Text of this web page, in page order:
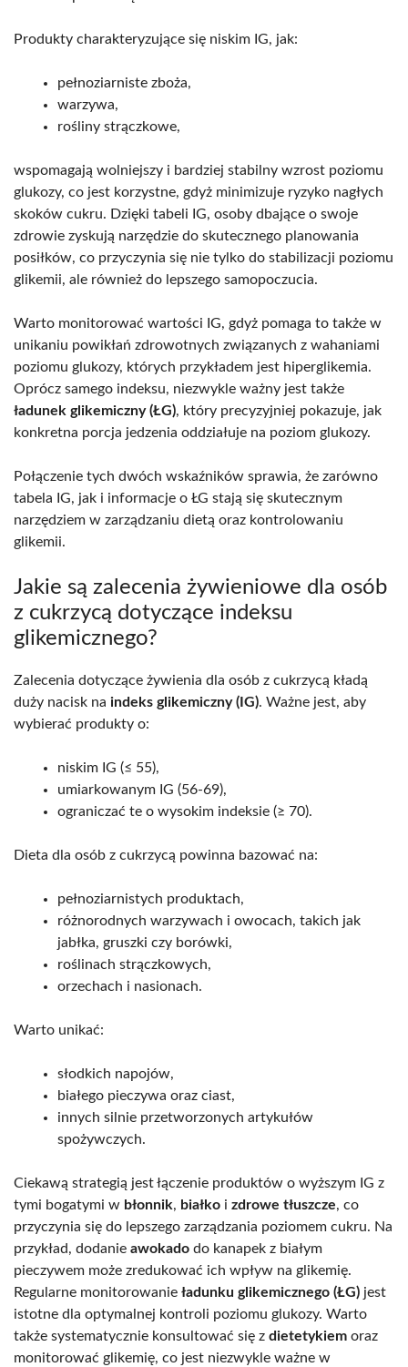
Produkty charakteryzujące się niskim IG, jak:
pełnoziarniste zboża,
warzywa,
rośliny strączkowe,
wspomagają wolniejszy i bardziej stabilny wzrost poziomu
glukozy, co jest korzystne, gdyż minimizuje ryzyko nagłych
skoków cukru. Dzięki tabeli IG, osoby dbające o swoje
zdrowie zyskują narzędzie do skutecznego planowania
posiłków, co przyczynia się nie tylko do stabilizacji poziomu
glikemii, ale również do lepszego samopoczucia.
Warto monitorować wartości IG, gdyż pomaga to także w
unikaniu powikłań zdrowotnych związanych z wahaniami
poziomu glukozy, których przykładem jest hiperglikemia.
Oprócz samego indeksu, niezwykle ważny jest także
ładunek glikemiczny (ŁG), który precyzyjniej pokazuje, jak
konkretna porcja jedzenia oddziałuje na poziom glukozy.
Połączenie tych dwóch wskaźników sprawia, że zarówno
tabela IG, jak i informacje o ŁG stają się skutecznym
narzędziem w zarządzaniu dietą oraz kontrolowaniu
glikemii.
Jakie są zalecenia żywieniowe dla osób
z cukrzycą dotyczące indeksu
glikemicznego?
Zalecenia dotyczące żywienia dla osób z cukrzycą kładą
duży nacisk na indeks glikemiczny (IG). Ważne jest, aby
wybierać produkty o:
niskim IG (≤ 55),
umiarkowanym IG (56-69),
ograniczać te o wysokim indeksie (≥ 70).
Dieta dla osób z cukrzycą powinna bazować na:
pełnoziarnistych produktach,
różnorodnych warzywach i owocach, takich jak
jabłka, gruszki czy borówki,
roślinach strączkowych,
orzechach i nasionach.
Warto unikać:
słodkich napojów,
białego pieczywa oraz ciast,
innych silnie przetworzonych artykułów
spożywczych.
Ciekawą strategią jest łączenie produktów o wyższym IG z
tymi bogatymi w błonnik, białko i zdrowe tłuszcze, co
przyczynia się do lepszego zarządzania poziomem cukru. Na
przykład, dodanie awokado do kanapek z białym
pieczywem może zredukować ich wpływ na glikemię.
Regularne monitorowanie ładunku glikemicznego (ŁG) jest
istotne dla optymalnej kontroli poziomu glukozy. Warto
także systematycznie konsultować się z dietetykiem oraz
monitorować glikemię, co jest niezwykle ważne w